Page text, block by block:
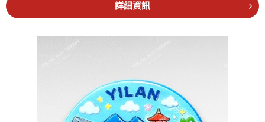
詳細資訊